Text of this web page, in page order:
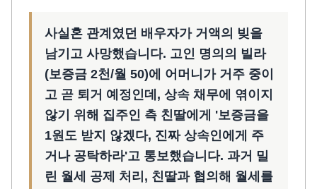
사실혼 관계였던 배우자가 거액의 빚을
남기고 사망했습니다. 고인 명의의 빌라
(보증금 2천/월 50)에 어머니가 거주 중이
고 곧 퇴거 예정인데, 상속 채무에 엮이지
않기 위해 집주인 측 친딸에게 '보증금을
1원도 받지 않겠다, 진짜 상속인에게 주
거나 공탁하라'고 통보했습니다. 과거 밀
린 월세 공제 처리, 친딸과 협의해 월세를